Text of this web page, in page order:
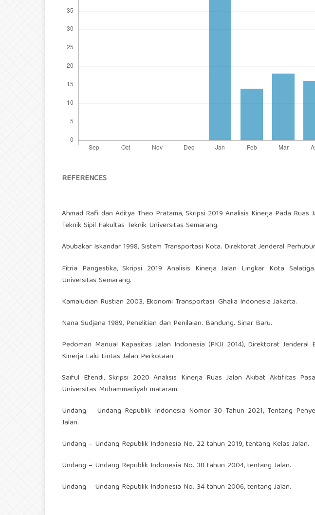
REFERENCES
Ahmad Rafi dan Aditya Theo Pratama, Skripsi 2019 Analisis Kinerja Pada Ruas
Teknik Sipil Fakultas Teknik Universitas Semarang.
Abubakar Iskandar 1998, Sistem Transportasi Kota. Direktorat Jenderal
Fitria Pangestika, Skripsi 2019 Analisis Kinerja Jalan Lingkar Kota
Universitas Semarang.
Kamaludian Rustian 2003, Ekonomi Transportasi. Ghalia Indonesia Jakarta.
Nana Sudjana 1989, Penelitian dan Penilaian. Bandung. Sinar Baru.
Pedoman Manual Kapasitas Jalan Indonesia (PKJI 2014), Direktorat
Kinerja Lalu Lintas Jalan Perkotaan
Saiful Efendi, Skripsi 2020 Analisis Kinerja Ruas Jalan Akibat Aktifitas
Universitas Muhammadiyah mataram.
Undang – Undang Republik Indonesia Nomor 30 Tahun 2021, Tentang
Jalan.
Undang – Undang Republik Indonesia No. 22 tahun 2019, tentang Kelas Jalan.
Undang – Undang Republik Indonesia No. 38 tahun 2004, tentang Jalan.
Undang – Undang Republik Indonesia No. 34 tahun 2006, tentang Jalan.